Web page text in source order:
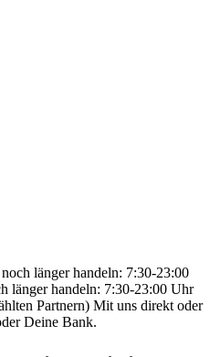
noch länger handeln: 7:30-23:00
länger handeln: 7:30-23:00 Uhr
Partnern) Mit uns direkt oder
Deine Bank.